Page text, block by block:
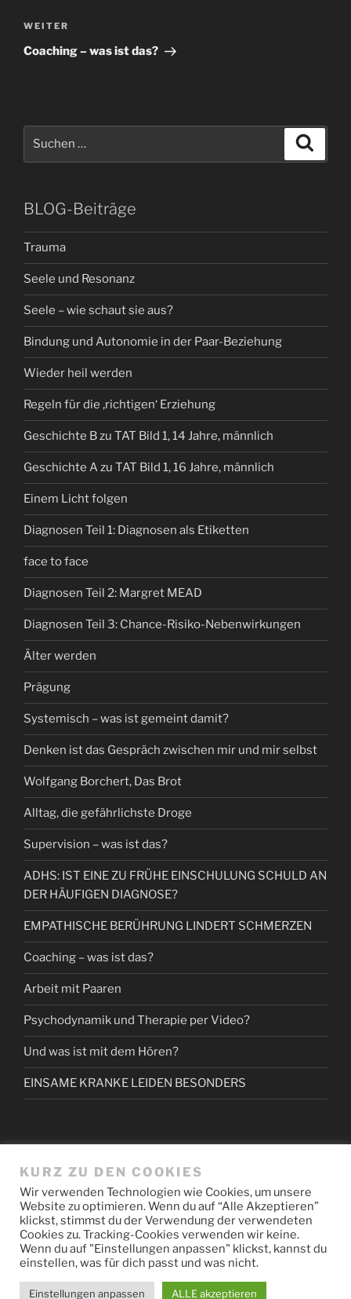
Nächster
Beitrag
WEITER
Coaching – was ist das?
BLOG-Beiträge
Trauma
Seele und Resonanz
Seele – wie schaut sie aus?
Bindung und Autonomie in der Paar-Beziehung
Wieder heil werden
Regeln für die ‚richtigen‘ Erziehung
Geschichte B zu TAT Bild 1, 14 Jahre, männlich
Geschichte A zu TAT Bild 1, 16 Jahre, männlich
Einem Licht folgen
Diagnosen Teil 1: Diagnosen als Etiketten
face to face
Diagnosen Teil 2: Margret MEAD
Diagnosen Teil 3: Chance-Risiko-Nebenwirkungen
Älter werden
Prägung
Systemisch – was ist gemeint damit?
Denken ist das Gespräch zwischen mir und mir selbst
Wolfgang Borchert, Das Brot
Alltag, die gefährlichste Droge
Supervision – was ist das?
ADHS: IST EINE ZU FRÜHE EINSCHULUNG SCHULD AN
DER HÄUFIGEN DIAGNOSE?
EMPATHISCHE BERÜHRUNG LINDERT SCHMERZEN
Coaching – was ist das?
Arbeit mit Paaren
Psychodynamik und Therapie per Video?
Und was ist mit dem Hören?
EINSAME KRANKE LEIDEN BESONDERS
NEUESTE KOMMENTARE
Datenschutz/Impressum Stolz präsentiert von WordPress
KURZ ZU DEN COOKIES
Wir verwenden Technologien wie Cookies, um unsere
Website zu optimieren. Wenn du auf “Alle Akzeptieren”
klickst, stimmst du der Verwendung der verwendeten
Cookies zu. Tracking-Cookies verwenden wir keine.
Wenn du auf "Einstellungen anpassen" klickst, kannst du
einstellen, was für dich passt und was nicht.
Einstellungen anpassen ALLE akzeptieren